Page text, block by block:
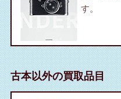
す。
古本以外の買取品目